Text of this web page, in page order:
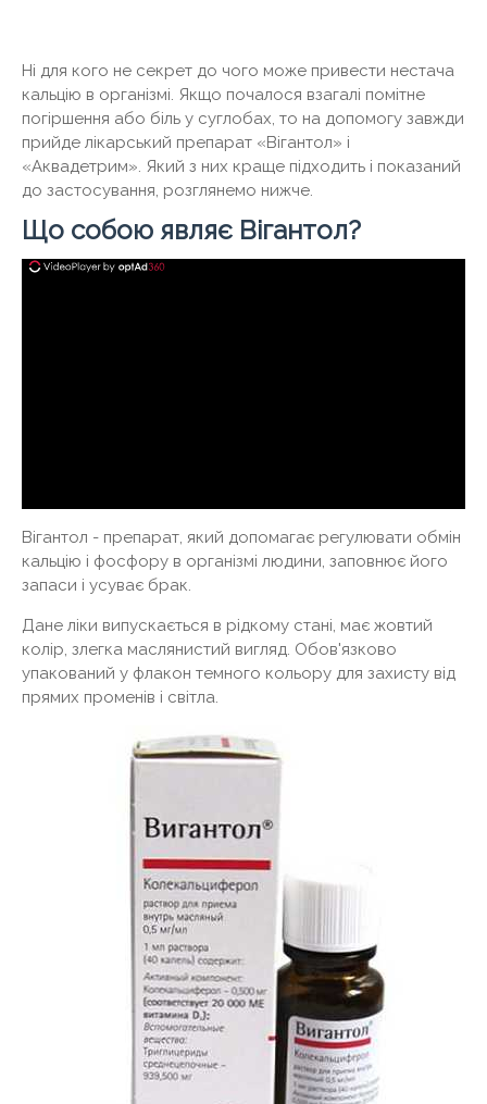
Ні для кого не секрет до чого може привести нестача
кальцію в організмі. Якщо почалося взагалі помітне
погіршення або біль у суглобах, то на допомогу завжди
прийде лікарський препарат «Вігантол» і
«Аквадетрим». Який з них краще підходить і показаний
до застосування, розглянемо нижче.
Що собою являє Вігантол?
Вігантол - препарат, який допомагає регулювати обмін
кальцію і фосфору в організмі людини, заповнює його
запаси і усуває брак.
Дане ліки випускається в рідкому стані, має жовтий
колір, злегка маслянистий вигляд. Обов'язково
упакований у флакон темного кольору для захисту від
прямих променів і світла.